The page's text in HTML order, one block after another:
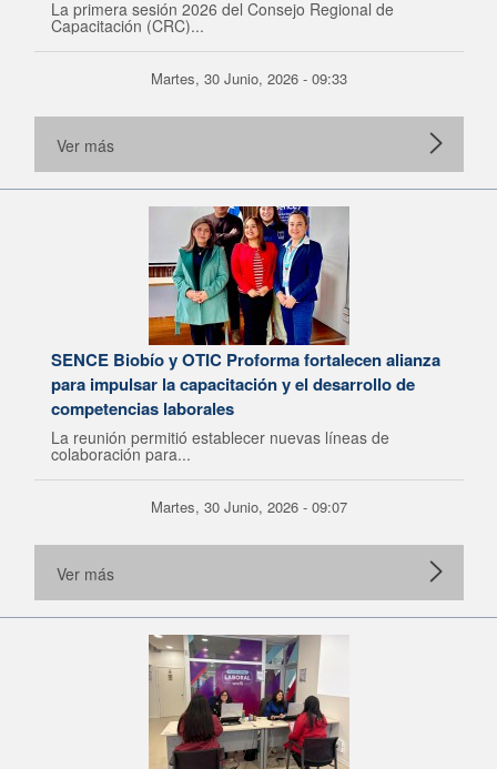
La primera sesión 2026 del Consejo Regional de
Capacitación (CRC)...
Martes, 30 Junio, 2026 - 09:33
Ver más
SENCE Biobío y OTIC Proforma fortalecen alianza
para impulsar la capacitación y el desarrollo de
competencias laborales
La reunión permitió establecer nuevas líneas de
colaboración para...
Martes, 30 Junio, 2026 - 09:07
Ver más